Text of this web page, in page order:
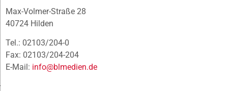
Max-Volmer-Straße 28
40724 Hilden
Tel.: 02103/204-0
Fax: 02103/204-204
E-Mail: info@blmedien.de